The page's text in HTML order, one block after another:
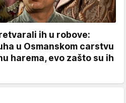
ih u robove:
u Osmanskom carstvu
harema, evo zašto su ih